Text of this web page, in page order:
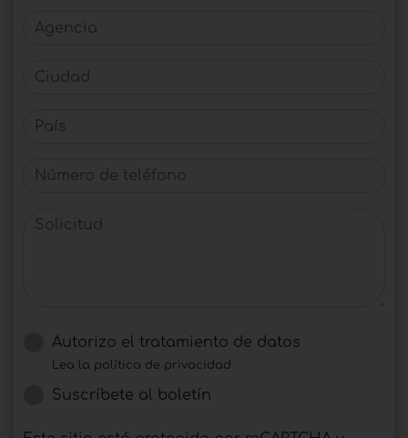
Agencia
Ciudad
País
Número de teléfono
Solicitud
Autorizo ​​el tratamiento de datos
Lea la política de privacidad
Suscríbete al boletín